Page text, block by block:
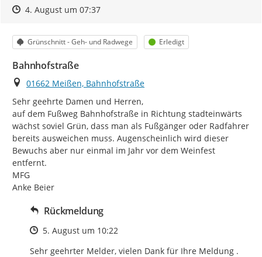
Zeitpunkt des Erstellens
Zeitpunkt des Erstellens
4. August um 07:37Zur Äußerung
Kategorie
Grünschnitt - Geh- und Radwege Status
Erledigt
Bahnhofstraße
Ort
01662 Meißen, Bahnhofstraße
Sehr geehrte Damen und Herren,
auf dem Fußweg Bahnhofstraße in Richtung stadteinwärts
wächst soviel Grün, dass man als Fußgänger oder Radfahrer
bereits ausweichen muss. Augenscheinlich wird dieser
Bewuchs aber nur einmal im Jahr vor dem Weinfest
entfernt.
MFG
Anke Beier
Rückmeldung
Zeitpunkt des Erstellens
5. August um 10:22
Sehr geehrter Melder, vielen Dank für Ihre Meldung .